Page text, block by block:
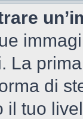
La
di
il tuo